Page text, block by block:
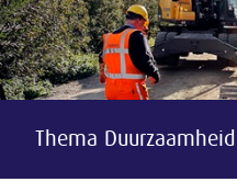
Thema Duurzaamheid